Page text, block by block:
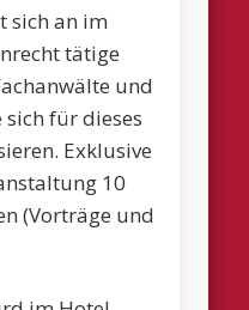
sich an im
tätige
und
sich für dieses
Exklusive
10
(Vorträge und